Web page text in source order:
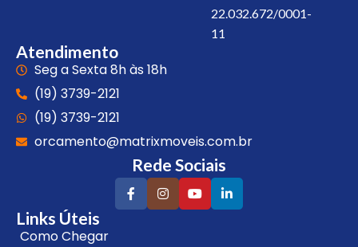
22.032.672/0001-
11
Atendimento
Seg a Sexta 8h às 18h
(19) 3739-2121
(19) 3739-2121
orcamento@matrixmoveis.com.br
Rede Sociais
Links Úteis
Como Chegar